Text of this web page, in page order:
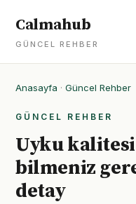
Calmahub
GÜNCEL REHBER
Anasayfa · Güncel Rehber
GÜNCEL REHBER
Uyku
bilmeniz
detay